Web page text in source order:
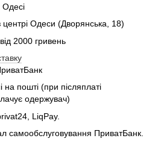
Одесі
центрі Одеси (Дворянська, 18)
2000 гривень
на пошті (при післяплаті
одержувач)
LiqPay.
самообслуговування ПриватБанк.